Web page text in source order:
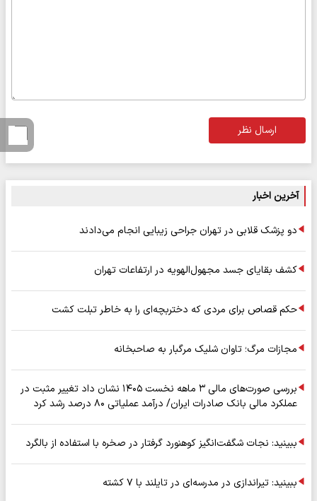
ارسال نظر
آخرین اخبار
دو پزشک قلابی در تهران جراحی زیبایی انجام می‌دادند
کشف بقایای جسد مجهول‌الهویه در ارتفاعات تهران
حکم قصاص برای مردی که دختربچه‌ای را به خاطر تبلت کشت
مجازات مرگ؛ تاوان شلیک مرگبار به صاحبخانه
بررسی صورت‌های مالی ۳ ماهه نخست ۱۴۰۵ نشان داد تغییر مثبت در
عملکرد مالی بانک صادرات ایران/ درآمد عملیاتی ۸۰ درصد رشد کرد
ببینید: نجات شگفت‌انگیز کوهنورد گرفتار در صخره با استفاده از بالگرد
ببینید: تیراندازی در مدرسه‌ای در تایلند با ۷ کشته